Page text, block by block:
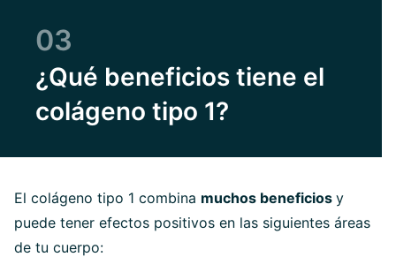
03
¿Qué beneficios tiene el
colágeno tipo 1?
El colágeno tipo 1 combina muchos beneficios y
puede tener efectos positivos en las siguientes áreas
de tu cuerpo: